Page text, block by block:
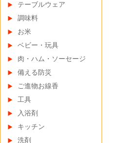
テーブルウェア
調味料
お米
ベビー・玩具
肉・ハム・ソーセージ
備える防災
ご進物お線香
工具
入浴剤
キッチン
洗剤